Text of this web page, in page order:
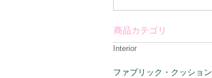
商品カテゴリ
Interior
ファブリック・クッション